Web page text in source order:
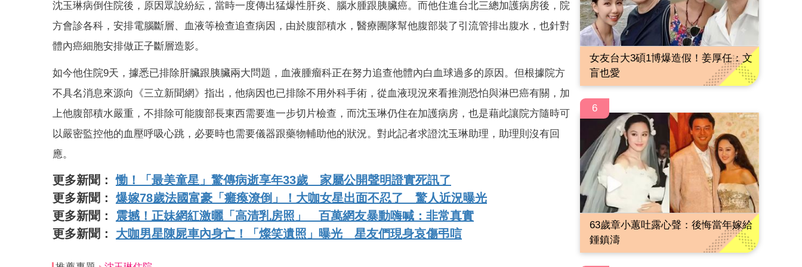
沈玉琳病倒住院後，原因眾說紛紜，當時一度傳出猛爆性肝炎、腦水腫跟胰臟癌。而他住進台北三總加護病房後，院
方會診各科，安排電腦斷層、血液等檢查追查病因，由於腹部積水，醫療團隊幫他腹部裝了引流管排出腹水，也針對
體內癌細胞安排做正子斷層造影。
如今他住院9天，據悉已排除肝臟跟胰臟兩大問題，血液腫瘤科正在努力追查他體內白血球過多的原因。但根據院方
不具名消息來源向《三立新聞網》指出，他病因也已排除不用外科手術，從血液現況來看推測恐怕與淋巴癌有關，加
上他腹部積水嚴重，不排除可能腹部長東西需要進一步切片檢查，而沈玉琳仍住在加護病房，也是藉此讓院方隨時可
以嚴密監控他的血壓呼吸心跳，必要時也需要儀器跟藥物輔助他的狀況。對此記者求證沈玉琳助理，助理則沒有回
應。
更多新聞：慟！「最美童星」驚傳病逝享年33歲 家屬公開聲明證實死訊了
更多新聞： 爆嫁78歲法國富豪「癱瘓潦倒」！大咖女星出面不忍了 驚人近況曝光
更多新聞： 震撼！正妹網紅激曬「高清乳房照」 百萬網友暴動嗨喊：非常真實
更多新聞： 大咖男星陳屍車內身亡！「燦笑遺照」曝光 星友們現身哀傷弔唁
女友台大3碩1博爆造假！姜厚任：文
盲也愛
6
63歲章小蕙吐露心聲：後悔當年嫁給
鍾鎮濤